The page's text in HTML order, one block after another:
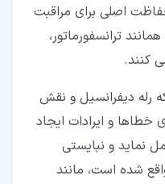
اصلی برای مراقبت
ترانسفورماتور،
کنند.
رله دیفرانسیل و نقش
خطاها و ایرادات ایجاد
نماید و نبایستی
شده است، مانند